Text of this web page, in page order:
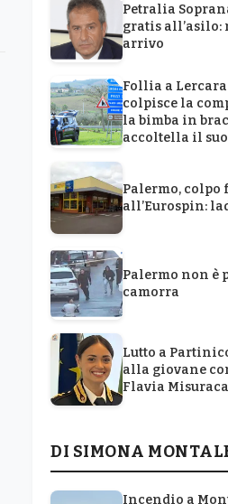
Petralia
gratis
arrivo
Follia a
colpisce la
la bimba in
accoltella il
Palermo,
all’Eurospin:
Palermo non è
camorra
Lutto a
alla giovane
Flavia Misuraca
DI SIMONA
Incendio a